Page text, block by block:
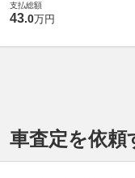
支払総額
43.0万円
車査定を依頼